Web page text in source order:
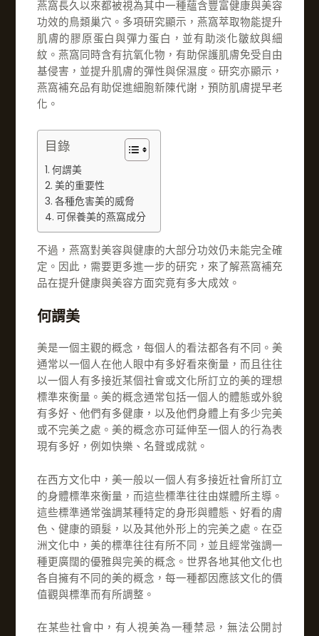
燕窩長久以來都被視為其中一種蘊含豐富健康與美容
功效的鳥類巢穴。多項研究顯示，燕窩萃取物能提升
肌膚的膠原蛋白與彈力蛋白，並有助淡化皺紋與細
紋。燕窩同時含有抗氧化物，有助保護肌膚免受自由
基侵害，並提升肌膚的彈性與保濕度。研究亦顯示，
燕窩補充品有助促進細胞新陳代謝，預防肌膚提早老
化。
目錄
何謂美
美的重要性
各種危害美的威脅
可保養美的燕窩成分
不過，燕窩對美容與健康的大部分功效仍未能完全確
定。因此，需要更多進一步的研究，來了解燕窩補充
品在提升健康與美容方面究竟有多大成效。
何謂美
美是一個主觀的概念，每個人的看法都各有不同。美
通常以一個人在他人眼中有多好看來衡量，而且往往
以一個人有多接近某個社會或文化所訂立的美的理想
標準來衡量。美的概念通常包括一個人的體態或外貌
有多好、他們有多健康，以及他們身體上有多少完美
或不完美之處。美的概念亦可延伸至一個人的行為表
現有多好，例如快樂、名聲或成就。
在西方文化中，美一般以一個人有多接近社會所訂立
的身體標準來衡量，而這些標準往往由媒體所主導。
這些標準通常強調某種特定的身形與體態、好看的膚
色、健康的頭髮，以及其他外形上的完美之處。在亞
洲文化中，美的標準往往有所不同，並且經常強調一
種更廣闊的優雅與完美的概念。世界各地其他文化也
各自擁有不同的美的概念，每一種都因應該文化的價
值觀與標準而有所調整。
在某些社會中，有人視美為一種禁忌，無法公開討